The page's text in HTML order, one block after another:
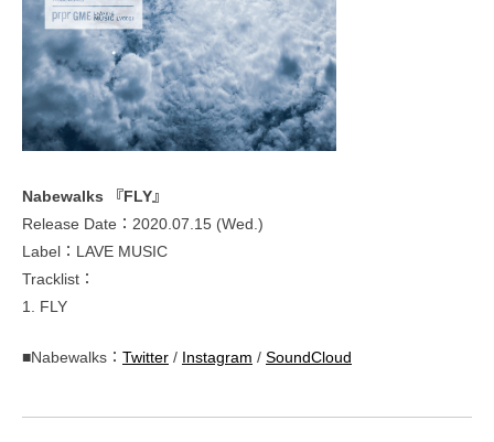
Nabewalks 『FLY』
Release Date：2020.07.15 (Wed.)
Label：LAVE MUSIC
Tracklist：
1. FLY
■Nabewalks： Twitter / Instagram / SoundCloud